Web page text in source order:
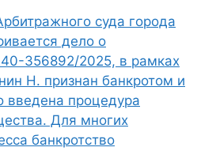
суда города
дело о
356892/2025, в рамках
Н. признан банкротом и
введена процедура
Для многих
банкротство